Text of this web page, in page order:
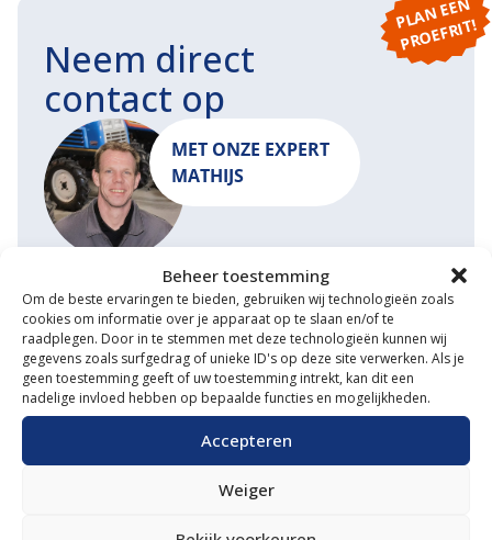
Beheer toestemming
Om de beste ervaringen te bieden, gebruiken wij technologieën zoals
cookies om informatie over je apparaat op te slaan en/of te
raadplegen. Door in te stemmen met deze technologieën kunnen wij
gegevens zoals surfgedrag of unieke ID's op deze site verwerken. Als je
geen toestemming geeft of uw toestemming intrekt, kan dit een
nadelige invloed hebben op bepaalde functies en mogelijkheden.
Accepteren
Weiger
P
L
A
N
E
E
N
P
R
O
E
F
RI
T!
Neem direct
contact op
MET ONZE EXPERT
MATHIJS
START EEN GESPREK MAIL ONS
Waarom VM Service
Uitgebreide showroom
Eigen transportservice